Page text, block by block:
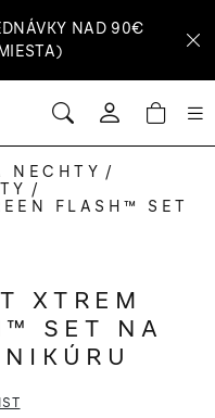
NAD 90€
HĽADAŤ
Prihlásenie
NECHTY /
/
FLASH™ SET
XTREM
SET NA